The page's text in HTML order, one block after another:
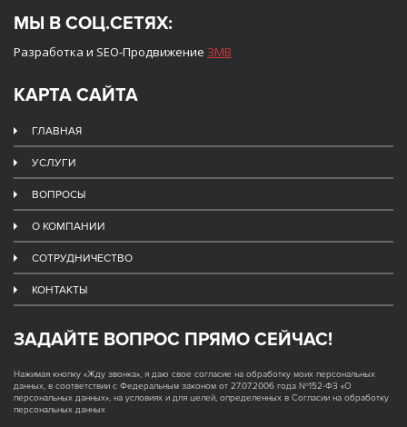
МЫ В СОЦ.СЕТЯХ:
Разработка и SEO-Продвижение ЗМВ
КАРТА САЙТА
ГЛАВНАЯ
УСЛУГИ
ВОПРОСЫ
О КОМПАНИИ
СОТРУДНИЧЕСТВО
КОНТАКТЫ
ЗАДАЙТЕ ВОПРОС ПРЯМО СЕЙЧАС!
Нажимая кнопку «Жду звонка», я даю свое согласие на обработку моих персональных
данных, в соответствии с Федеральным законом от 27.07.2006 года №152-ФЗ «О
персональных данных», на условиях и для целей, определенных в Согласии на обработку
персональных данных